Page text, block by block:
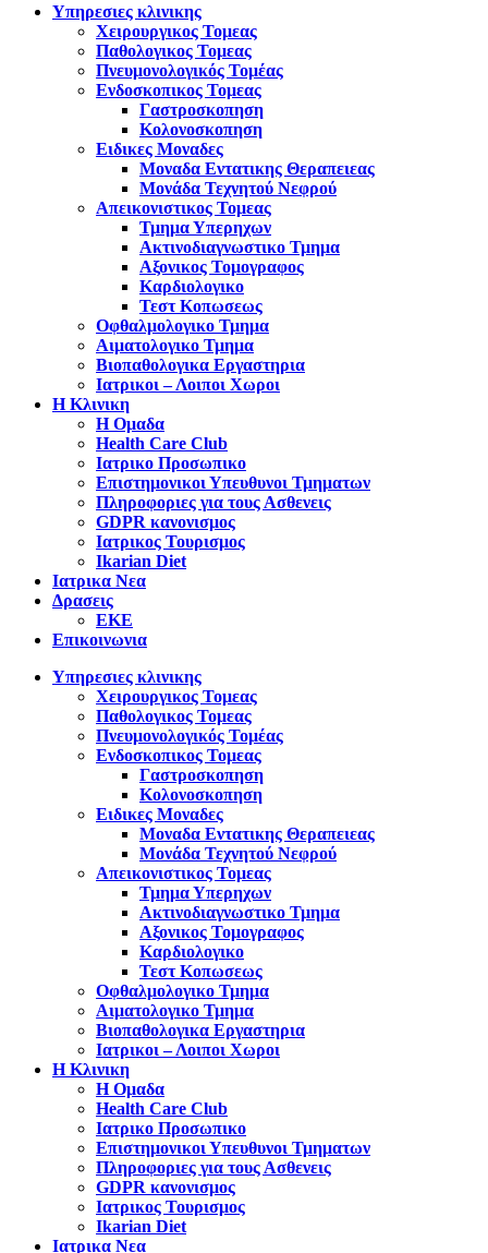
Υπηρεσιες κλινικης
Χειρουργικος Τομεας
Παθολογικος Τομεας
Πνευμονολογικός Τομέας
Ενδοσκοπικος Τομεας
Γαστροσκοπηση
Κολονοσκοπηση
Ειδικες Μοναδες
Μοναδα Εντατικης Θεραπειεας
Μονάδα Τεχνητού Νεφρού
Απεικονιστικος Τομεας
Τμημα Υπερηχων
Ακτινοδιαγνωστικο Τμημα
Αξονικος Τομογραφος
Καρδιολογικο
Τεστ Κοπωσεως
Οφθαλμολογικο Τμημα
Αιματολογικο Τμημα
Βιοπαθολογικα Εργαστηρια
Ιατρικοι – Λοιποι Χωροι
Η Κλινικη
Η Ομαδα
Health Care Club
Ιατρικο Προσωπικο
Επιστημονικοι Υπευθυνοι Τμηματων
Πληροφοριες για τους Ασθενεις
GDPR κανονισμος
Ιατρικος Τουρισμος
Ikarian Diet
Ιατρικα Νεα
Δρασεις
ΕΚΕ
Επικοινωνια
Υπηρεσιες κλινικης
Χειρουργικος Τομεας
Παθολογικος Τομεας
Πνευμονολογικός Τομέας
Ενδοσκοπικος Τομεας
Γαστροσκοπηση
Κολονοσκοπηση
Ειδικες Μοναδες
Μοναδα Εντατικης Θεραπειεας
Μονάδα Τεχνητού Νεφρού
Απεικονιστικος Τομεας
Τμημα Υπερηχων
Ακτινοδιαγνωστικο Τμημα
Αξονικος Τομογραφος
Καρδιολογικο
Τεστ Κοπωσεως
Οφθαλμολογικο Τμημα
Αιματολογικο Τμημα
Βιοπαθολογικα Εργαστηρια
Ιατρικοι – Λοιποι Χωροι
Η Κλινικη
Η Ομαδα
Health Care Club
Ιατρικο Προσωπικο
Επιστημονικοι Υπευθυνοι Τμηματων
Πληροφοριες για τους Ασθενεις
GDPR κανονισμος
Ιατρικος Τουρισμος
Ikarian Diet
Ιατρικα Νεα